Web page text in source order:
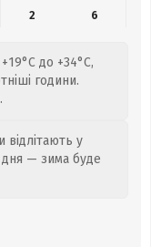
2 6
до +34°C,
години.
у
дня — зима буде